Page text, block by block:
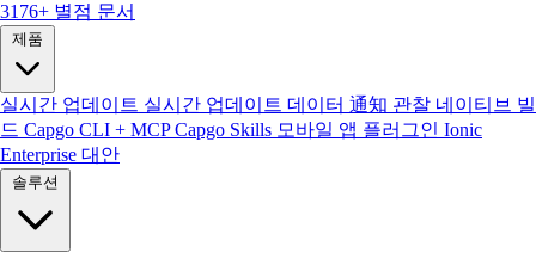
3176+ 별점 문서
제품
실시간 업데이트 실시간 업데이트 데이터 通知 관찰 네이티브 빌
드 Capgo CLI + MCPCapgo Skills 모바일 앱 플러그인 Ionic
Enterprise 대안
솔루션